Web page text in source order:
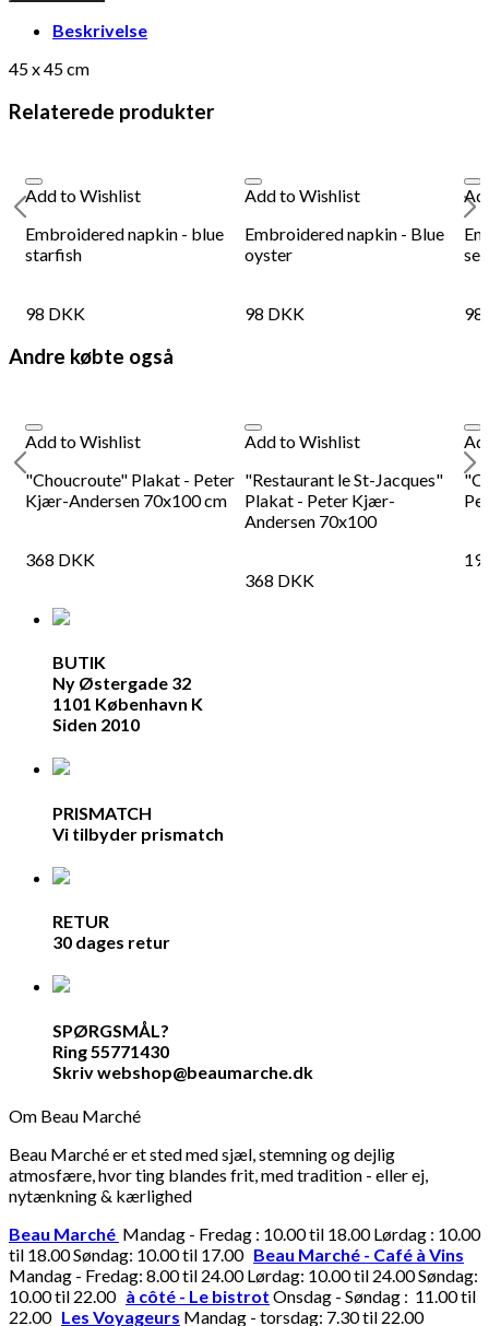
Add to Wishlist
98DKKTilføj til kurv
-
fish
antal
Beskrivelse
45 x 45 cm
Relaterede produkter
Add to Wishlist
Embroidered napkin - blue
starfish
98 DKK
Add to Wishlist
Embroidered napkin - Blue
oyster
98 DKK 98
Andre købte også
Add to Wishlist
"Choucroute" Plakat - Peter
Kjær-Andersen 70x100 cm
368 DKK
Add to Wishlist
"Restaurant le St-Jacques"
Plakat - Peter Kjær-
Andersen 70x100
368 DKK
BUTIK
Ny Østergade 32
1101 København K
Siden 2010
PRISMATCH
Vi tilbyder prismatch
RETUR
30 dages retur
SPØRGSMÅL?
Ring 55771430
Skriv webshop@beaumarche.dk
Om Beau Marché
Beau Marché er et sted med sjæl, stemning og dejlig
atmosfære, hvor ting blandes frit, med tradition - eller ej,
nytænkning & kærlighed
Beau Marché Mandag - Fredag : 10.00 til 18.00 Lørdag : 10.00
til 18.00 Søndag: 10.00 til 17.00 Beau Marché - Café à Vins
Mandag - Fredag: 8.00 til 24.00 Lørdag: 10.00 til 24.00 Søndag:
10.00 til 22.00 à côté - Le bistrot Onsdag - Søndag : 11.00 til
22.00 Les Voyageurs Mandag - torsdag: 7.30 til 22.00